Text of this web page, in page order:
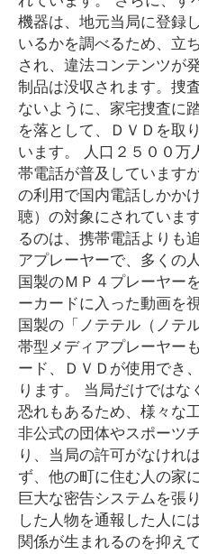
機器は、地元当局に登録
いるかを調べるため、立
され、違法コンテンツが
制品は没収されます。捜
ないように、家宅捜査に
を落として、ＤＶＤを取
います。 人口２５００
帯電話が普及しています
の利用で国内電話しかか
聴）の対象にされていま
るのは、携帯電話よりも
アプレーヤーで、多くの
国製のＭＰ４プレーヤー
ーカードに入った動画を
国製の「ノテテル（ノテ
帯型メディアプレーヤー
ード、ＤＶＤが使用でき
ります。 当局だけでは
恐れもあるため、様々な
非公式の団体やスポーツ
り、当局の許可がなけれ
ず、他の町に住む人の家
巨大な密告システムを張
した人物を通報した人に
関係が生まれるのを抑え